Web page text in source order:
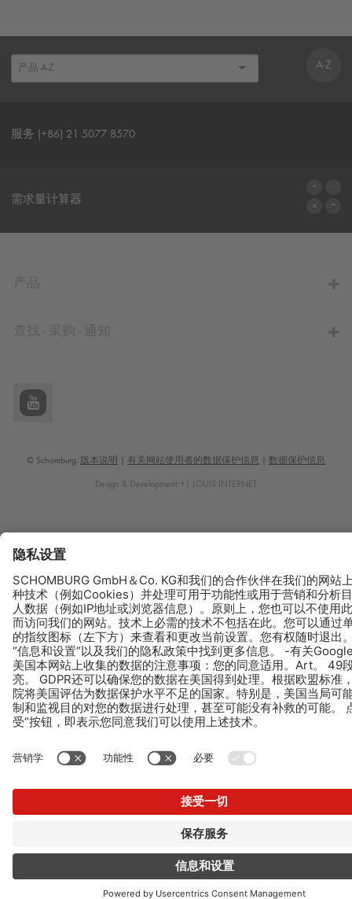
A-Z
服务 (+86) 21 5077 8570
需求量计算器
© Schomburg. 版本说明 有关网站使用者的数据保护信息 数据保护信息
Design & Development +| LOUIS INTERNET